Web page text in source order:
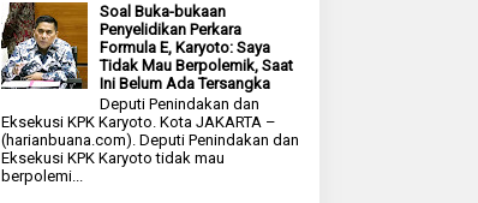
Soal Buka-bukaan
Penyelidikan Perkara
Formula E, Karyoto: Saya
Tidak Mau Berpolemik, Saat
Ini Belum Ada Tersangka
Deputi Penindakan dan
Eksekusi KPK Karyoto. Kota JAKARTA –
(harianbuana.com). Deputi Penindakan dan
Eksekusi KPK Karyoto tidak mau
berpolemi...